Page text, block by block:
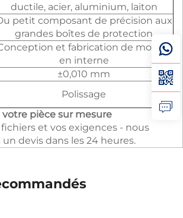
ductile, acier, aluminium, laiton
petit composant de précision aux
grandes boîtes de protection
et fabrication de moules
en interne
±0,010 mm
Polissage
votre pièce sur mesure
et vos exigences - nous
devis dans les 24 heures.